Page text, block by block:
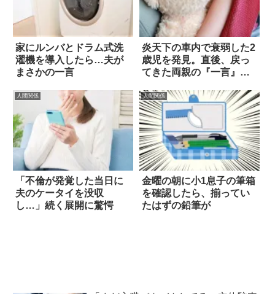
家にルンバとドラム式洗
濯機を導入したら…夫が
まさかの一言
炎天下の車内で衰弱した2
歳児を発見。直後、戻っ
てきた両親の『一言』に
人間関係
「不倫が発覚した当日に
夫のケータイを没収
し…」続く展開に驚愕
人間関係
金曜の朝に小1息子の筆箱
を確認したら、揃ってい
たはずの鉛筆が